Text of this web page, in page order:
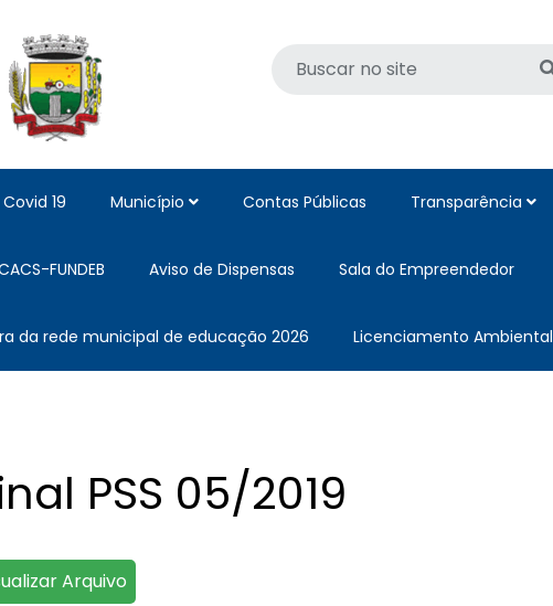
Covid 19 Município Contas Públicas Transparência
FUNDEB Aviso de Dispensas Sala do Empreendedor
da rede municipal de educação 2026 Licenciamento Ambiental
PSS 05/2019
Arquivo